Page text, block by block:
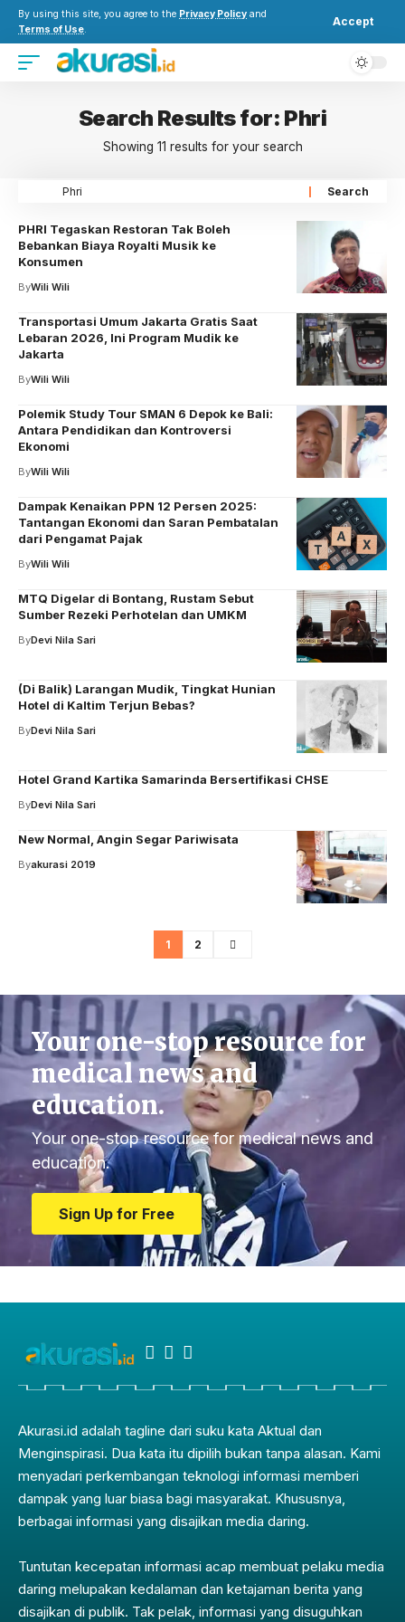
By using this site, you agree to the Privacy Policy and
Terms of Use.
Accept
Search Results for: Phri
Showing 11 results for your search
PHRI Tegaskan Restoran Tak Boleh
Bebankan Biaya Royalti Musik ke
Konsumen
ByWili Wili
Transportasi Umum Jakarta Gratis Saat
Lebaran 2026, Ini Program Mudik ke
Jakarta
ByWili Wili
Polemik Study Tour SMAN 6 Depok ke Bali:
Antara Pendidikan dan Kontroversi
Ekonomi
ByWili Wili
Dampak Kenaikan PPN 12 Persen 2025:
Tantangan Ekonomi dan Saran Pembatalan
dari Pengamat Pajak
ByWili Wili
MTQ Digelar di Bontang, Rustam Sebut
Sumber Rezeki Perhotelan dan UMKM
ByDevi Nila Sari
(Di Balik) Larangan Mudik, Tingkat Hunian
Hotel di Kaltim Terjun Bebas?
ByDevi Nila Sari
Hotel Grand Kartika Samarinda Bersertifikasi CHSE
ByDevi Nila Sari
New Normal, Angin Segar Pariwisata
Byakurasi 2019
1 2
Your one-stop resource for
medical news and
education.
Your one-stop resource for medical news and
education.
Sign Up for Free
Akurasi.id adalah tagline dari suku kata Aktual dan
Menginspirasi. Dua kata itu dipilih bukan tanpa alasan. Kami
menyadari perkembangan teknologi informasi memberi
dampak yang luar biasa bagi masyarakat. Khususnya,
berbagai informasi yang disajikan media daring.
Tuntutan kecepatan informasi acap membuat pelaku media
daring melupakan kedalaman dan ketajaman berita yang
disajikan di publik. Tak pelak, informasi yang disuguhkan